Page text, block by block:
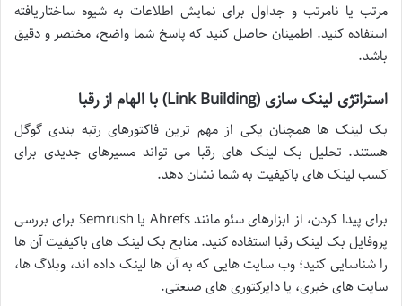
مرتب یا نامرتب و جداول برای نمایش اطلاعات به شیوه ساختاریافته
استفاده کنید. اطمینان حاصل کنید که پاسخ شما واضح، مختصر و دقیق
باشد.
استراتژی لینک سازی (Link Building) با الهام از رقبا
بک لینک ها همچنان یکی از مهم ترین فاکتورهای رتبه بندی گوگل
هستند. تحلیل بک لینک های رقبا می تواند مسیرهای جدیدی برای
کسب لینک های باکیفیت به شما نشان دهد.
برای پیدا کردن، از ابزارهای سئو مانند Ahrefs یا Semrush برای بررسی
پروفایل بک لینک رقبا استفاده کنید. منابع بک لینک های باکیفیت آن ها
را شناسایی کنید؛ وب سایت هایی که به آن ها لینک داده اند، وبلاگ ها،
سایت های خبری، یا دایرکتوری های صنعتی.